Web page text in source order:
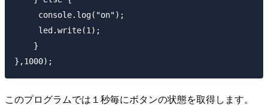
     console.log("on");
     led.write(1);
    }
このプログラムでは１秒毎にボタンの状態を取得します。